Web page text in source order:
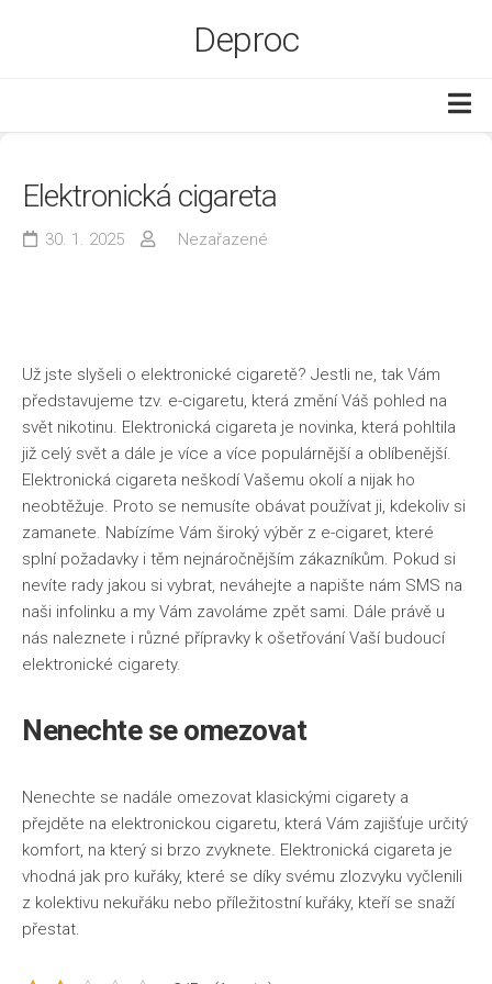
Deproc
Ekonomika
Služby
Elektronická cigareta
30. 1. 2025 Nezařazené
Už jste slyšeli o elektronické cigaretě? Jestli ne, tak Vám
představujeme tzv. e-cigaretu, která změní Váš pohled na
svět nikotinu. Elektronická cigareta je novinka, která pohltila
již celý svět a dále je více a více populárnější a oblíbenější.
Elektronická cigareta neškodí Vašemu okolí a nijak ho
neobtěžuje. Proto se nemusíte obávat používat ji, kdekoliv si
zamanete. Nabízíme Vám široký výběr z e-cigaret, které
splní požadavky i těm nejnáročnějším zákazníkům. Pokud si
nevíte rady jakou si vybrat, neváhejte a napište nám SMS na
naši infolinku a my Vám zavoláme zpět sami. Dále právě u
nás naleznete i různé přípravky k ošetřování Vaší budoucí
elektronické cigarety.
Nenechte se omezovat
Nenechte se nadále omezovat klasickými cigarety a
přejděte na elektronickou cigaretu, která Vám zajišťuje určitý
komfort, na který si brzo zvyknete. Elektronická cigareta je
vhodná jak pro kuřáky, které se díky svému zlozvyku vyčlenili
z kolektivu nekuřáku nebo příležitostní kuřáky, kteří se snaží
přestat.